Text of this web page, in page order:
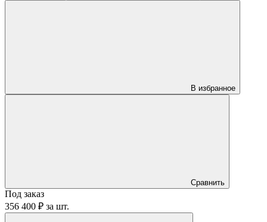
В избранное
Сравнить
Под заказ
356 400 ₽ за шт.